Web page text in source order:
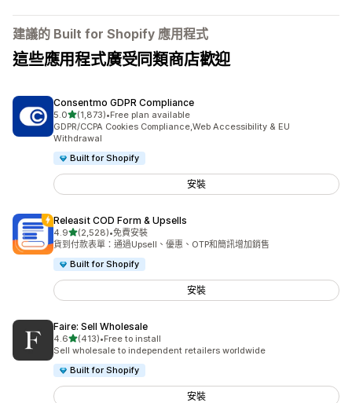
建議的 Built for Shopify 應用程式
這些應用程式廣受同類商店歡迎
Consentmo GDPR Compliance
5.0滿分 5 顆星
(1,873)
共有 1873 則評價
•Free plan available
GDPR/CCPA Cookies Compliance,Web Accessibility & EU
Withdrawal
Built for Shopify
安裝
Releasit COD Form & Upsells
4.9滿分 5 顆星
(2,528)
共有 2528 則評價
•免費安裝
貨到付款表單：通過Upsell、優惠、OTP和簡訊增加銷售
Built for Shopify
安裝
Faire: Sell Wholesale
4.6滿分 5 顆星
(413)
共有 413 則評價
•Free to install
Sell wholesale to independent retailers worldwide
Built for Shopify
安裝